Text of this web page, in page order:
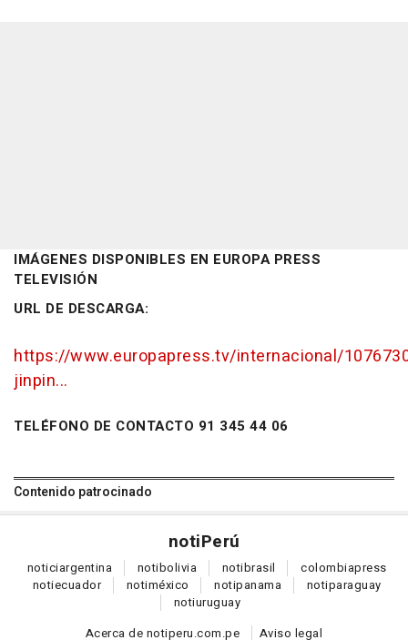
IMÁGENES DISPONIBLES EN EUROPA PRESS
TELEVISIÓN
URL DE DESCARGA:
https://www.europapress.tv/internacional/
jinpin...
TELÉFONO DE CONTACTO 91 345 44 06
Contenido patrocinado
notiPerú
noticiargentina notibolivia notibrasil colombiapress
notiecuador notiméxico notipanama notiparaguay
notiuruguay
Acerca de notiperu.com.pe
Aviso legal